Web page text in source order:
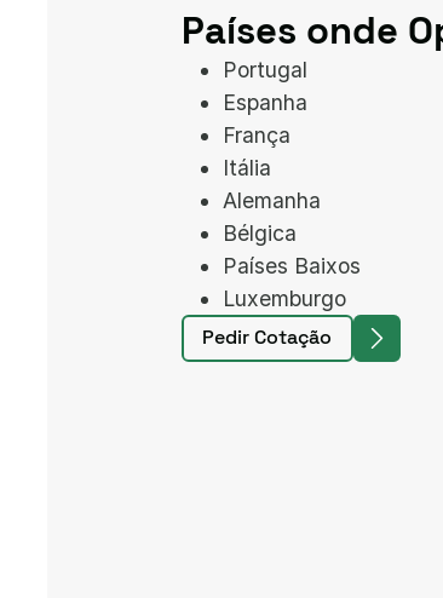
Países onde
Portugal
Espanha
França
Itália
Alemanha
Bélgica
Países Baixos
Luxemburgo
Pedir Cotação